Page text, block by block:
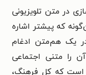
در متن تلویزیونی
که پیشتر اشاره
در یک هم‌متن ادغام
را متنی اجتماعی
است که کلِ فرهنگ،